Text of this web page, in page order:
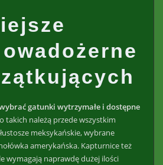
gatunki wytrzymałe i dostępne
takich należą przede wszystkim
meksykańskie, wybrane
amerykańska. Kapturnice też
wymagają naprawdę dużej ilości